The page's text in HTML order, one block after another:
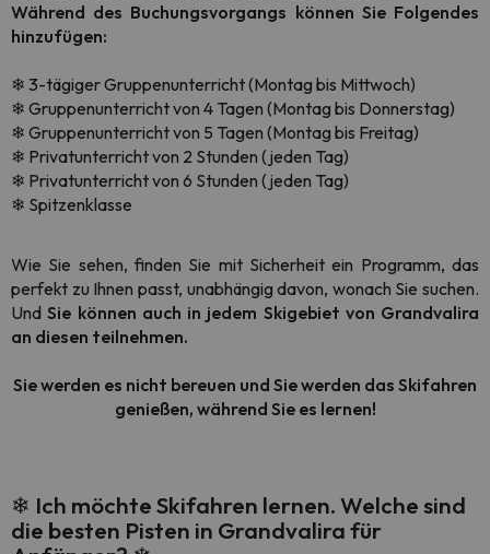
Während des Buchungsvorgangs können Sie Folgendes
hinzufügen:
❄ 3-tägiger Gruppenunterricht (Montag bis Mittwoch)
❄ Gruppenunterrichtvon 4 Tagen (Montag bis Donnerstag)
❄ Gruppenunterrichtvon 5 Tagen (Montag bis Freitag)
❄ Privatunterricht von 2 Stunden (jeden Tag)
❄ Privatunterricht von 6 Stunden (jeden Tag)
❄ Spitzenklasse
Wie Sie sehen, finden Sie mit Sicherheit ein Programm, das
perfekt zu Ihnen passt, unabhängig davon, wonach Sie suchen.
UndSie können auch in jedem Skigebiet von Grandvalira
an diesen teilnehmen.
Sie werden es nicht bereuen und Sie werden das Skifahren
genießen, während Sie es lernen!
❄ Ich möchte Skifahren lernen. Welche sind
die besten Pisten in Grandvalira für